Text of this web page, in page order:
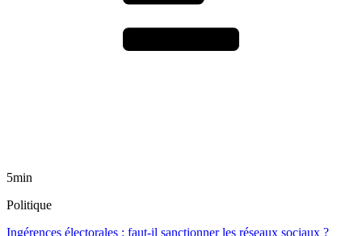
5min
Politique
Ingérences électorales : faut-il sanctionner les réseaux sociaux ?